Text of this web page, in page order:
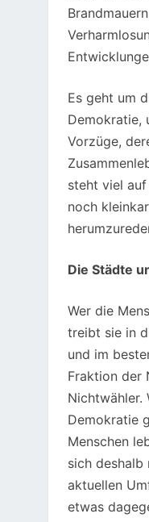
Es geht um
Demokratie,
Vorzüge,
steht viel
noch
Die Städte
Wer die
treibt sie in
und im
Fraktion der
Nichtwähler.
Demokratie
Menschen
sich
aktuellen
etwas